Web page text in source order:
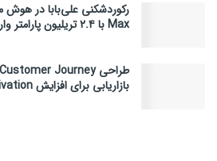
Max با ۲.۴ تریلیون پارامتر وارد رقابت جهانی شد
بازاریابی برای افزایش Activation و رشد پایدار